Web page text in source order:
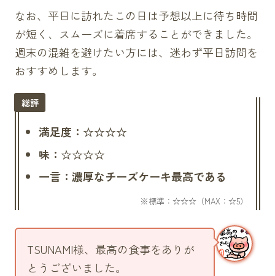
なお、平日に訪れたこの日は予想以上に待ち時間
が短く、スムーズに着席することができました。
週末の混雑を避けたい方には、迷わず平日訪問を
おすすめします。
満足度：☆☆☆☆
味：☆☆☆☆
一言：濃厚なチーズケーキ最高である
TSUNAMI様、最高の食事をありが
とうございました。